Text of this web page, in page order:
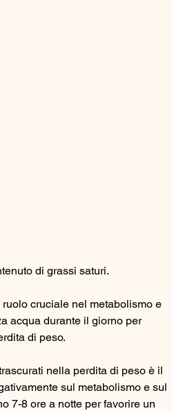
di grassi saturi.
cruciale nel metabolismo e
acqua durante il giorno per
di peso.
nella perdita di peso è il
sul metabolismo e sul
7-8 ore a notte per favorire un